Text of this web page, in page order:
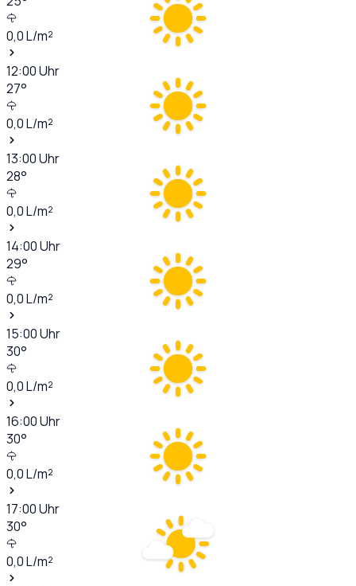
0,0L/m²
12:00Uhr
27°
0,0L/m²
13:00Uhr
28°
0,0L/m²
14:00Uhr
29°
0,0L/m²
15:00Uhr
30°
0,0L/m²
16:00Uhr
30°
0,0L/m²
17:00Uhr
30°
0,0L/m²